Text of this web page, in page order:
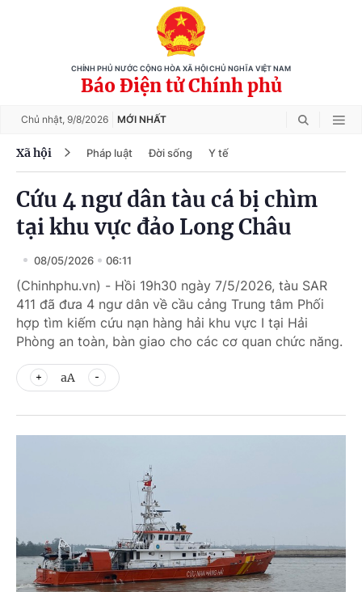
CHÍNH PHỦ NƯỚC CỘNG HÒA XÃ HỘI CHỦ NGHĨA VIỆT NAM
Báo Điện tử Chính phủ
Chủ nhật, 9/8/2026 MỚI NHẤT
Xã hội Pháp luật Đời sống Y tế
Cứu 4 ngư dân tàu cá bị chìm
tại khu vực đảo Long Châu
08/05/2026 06:11
(Chinhphu.vn) - Hồi 19h30 ngày 7/5/2026, tàu SAR
411 đã đưa 4 ngư dân về cầu cảng Trung tâm Phối
hợp tìm kiếm cứu nạn hàng hải khu vực I tại Hải
Phòng an toàn, bàn giao cho các cơ quan chức năng.
aA